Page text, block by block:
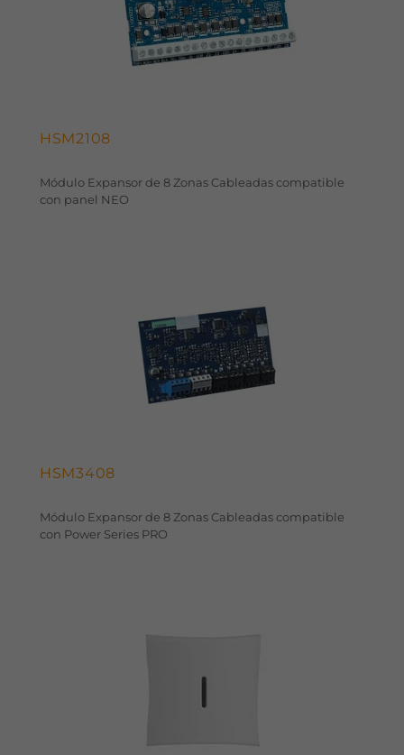
HSM2108
Módulo Expansor de 8 Zonas Cableadas compatible
con panel NEO
HSM3408
Módulo Expansor de 8 Zonas Cableadas compatible
con Power Series PRO